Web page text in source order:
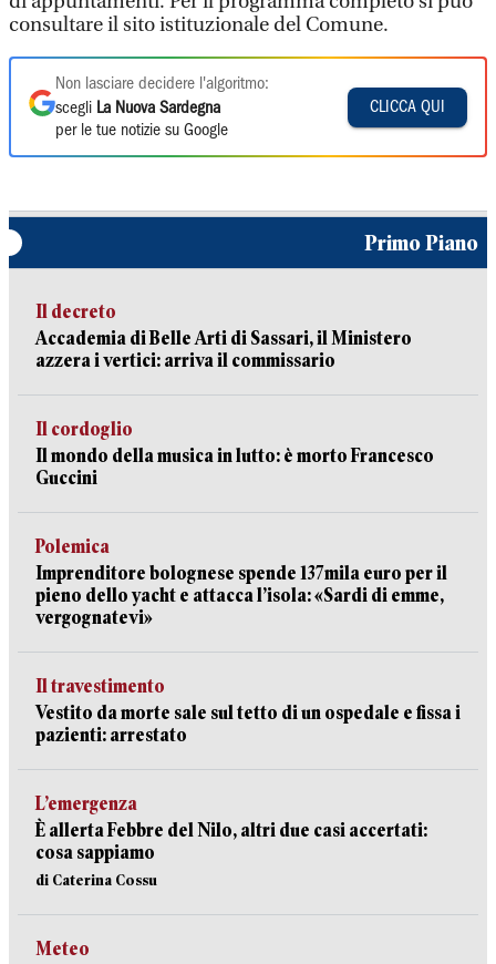
consultare il sito istituzionale del Comune.
Non lasciare decidere l'algoritmo:
scegli La Nuova Sardegna
per le tue notizie su Google
CLICCA QUI
Primo Piano
Il decreto
Accademia di Belle Arti di Sassari, il Ministero
azzera i vertici: arriva il commissario
Il cordoglio
Il mondo della musica in lutto: è morto Francesco
Guccini
Polemica
Imprenditore bolognese spende 137mila euro per il
pieno dello yacht e attacca l’isola: «Sardi di emme,
vergognatevi»
Il travestimento
Vestito da morte sale sul tetto di un ospedale e fissa i
pazienti: arrestato
L’emergenza
È allerta Febbre del Nilo, altri due casi accertati:
cosa sappiamo
di Caterina Cossu
Meteo